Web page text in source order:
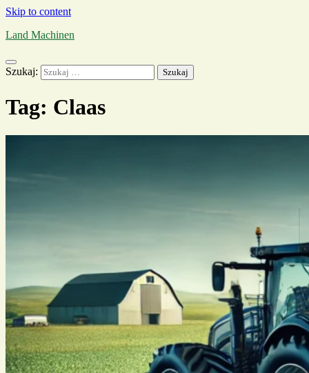
Skip to content
Land Machinen
Szukaj:
Tag: Claas